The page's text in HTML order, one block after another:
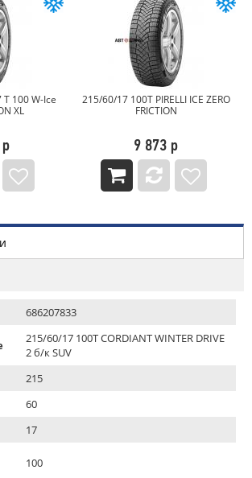
100 W-Ice
XL
215/60/17 100T PIRELLI ICE ZERO
FRICTION
9 873 р
686207833
215/60/17 100T CORDIANT WINTER DRIVE
2 б/к SUV
215
60
17
100